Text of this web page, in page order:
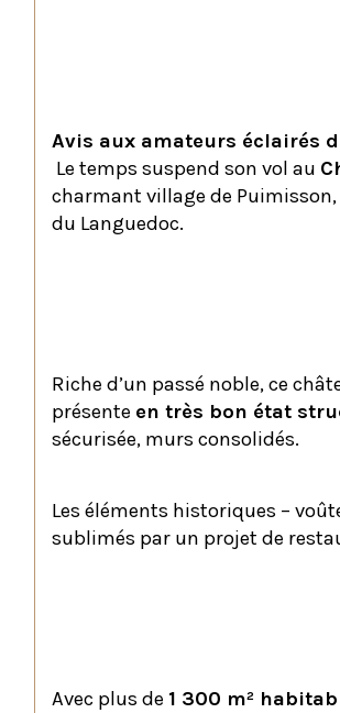
Avis aux amateurs éclairés
Le temps suspend son vol au
charmant village de
du Languedoc.
Riche d’un passé noble, ce
présente en très bon état
sécurisée, murs consolidés.
Les éléments historiques –
sublimés par un projet de
Avec plus de 1 300 m²